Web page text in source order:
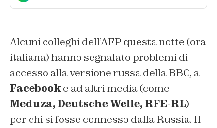
Alcuni colleghi dell’AFP questa notte (ora
italiana) hanno segnalato problemi di
accesso alla versione russa della BBC, a
Facebook e ad altri media (come
Meduza, Deutsche Welle, RFE-RL)
per chi si fosse connesso dalla Russia. Il